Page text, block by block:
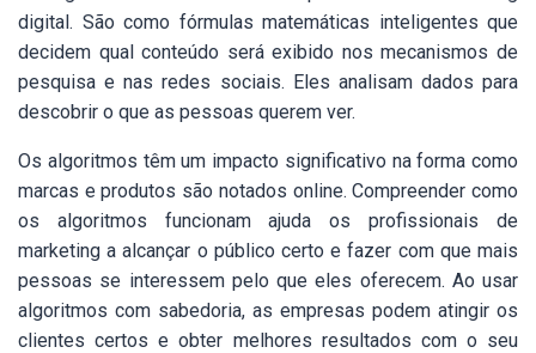
digital. São como fórmulas matemáticas inteligentes que
decidem qual conteúdo será exibido nos mecanismos de
pesquisa e nas redes sociais. Eles analisam dados para
descobrir o que as pessoas querem ver.
Os algoritmos têm um impacto significativo na forma como
marcas e produtos são notados online. Compreender como
os algoritmos funcionam ajuda os profissionais de
marketing a alcançar o público certo e fazer com que mais
pessoas se interessem pelo que eles oferecem. Ao usar
algoritmos com sabedoria, as empresas podem atingir os
clientes certos e obter melhores resultados com o seu